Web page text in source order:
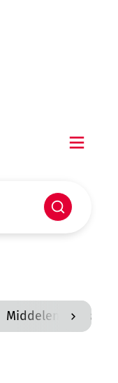
Zoeken
scroll
Middelenbeheer